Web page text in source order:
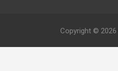
Copyright © 2026